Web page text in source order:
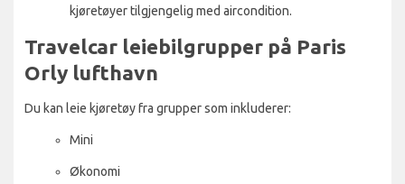
kjøretøyer tilgjengelig med aircondition.
Travelcar leiebilgrupper på Paris
Orly lufthavn
Du kan leie kjøretøy fra grupper som inkluderer:
Mini
Økonomi